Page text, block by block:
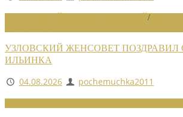
/
УЗЛОВСКИЙ ЖЕНСОВЕТ ПОЗДРАВИЛ
ИЛЬИНКА
04.08.2026
pochemuchka2011